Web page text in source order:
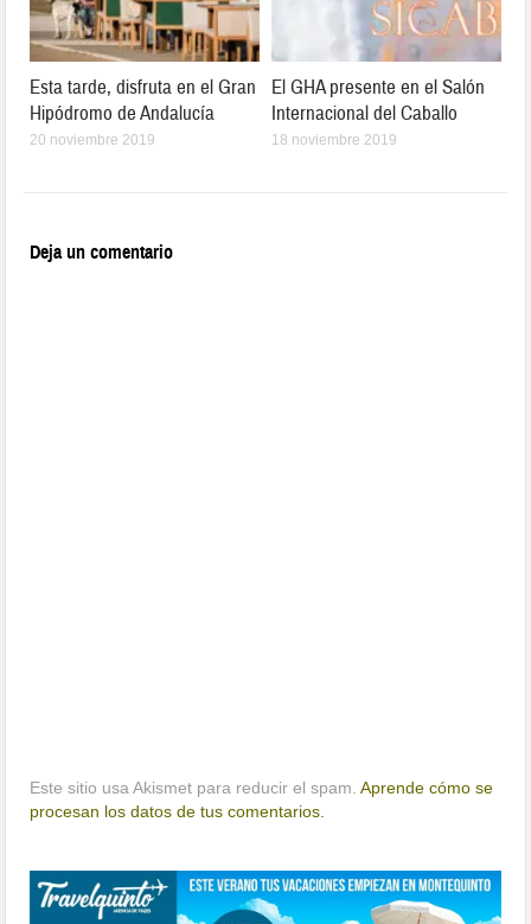
Esta tarde, disfruta en el Gran
Hipódromo de Andalucía
20 noviembre 2019
El GHA presente en el Salón
Internacional del Caballo
18 noviembre 2019
Deja un comentario
Este sitio usa Akismet para reducir el spam.Aprende cómo se
procesan los datos de tus comentarios.